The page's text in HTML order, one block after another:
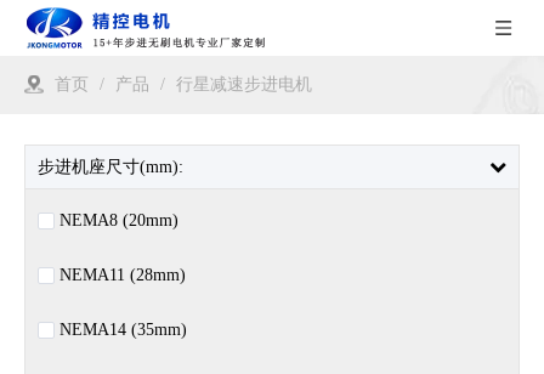
首页 / 产品 / 行星减速步进电机
步进机座尺寸(mm):
NEMA8 (20mm)
NEMA11 (28mm)
NEMA14 (35mm)